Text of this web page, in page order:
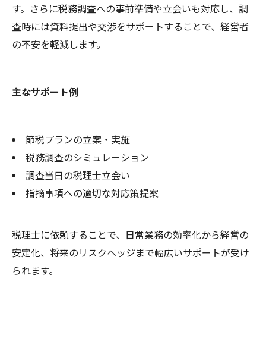
す。さらに税務調査への事前準備や立会いも対応し、調
査時には資料提出や交渉をサポートすることで、経営者
の不安を軽減します。
主なサポート例
節税プランの立案・実施
税務調査のシミュレーション
調査当日の税理士立会い
指摘事項への適切な対応策提案
税理士に依頼することで、日常業務の効率化から経営の
安定化、将来のリスクヘッジまで幅広いサポートが受け
られます。